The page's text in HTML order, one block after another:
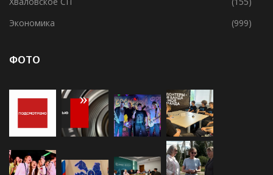
Усадищенское СП
(138)
Хваловское СП
(155)